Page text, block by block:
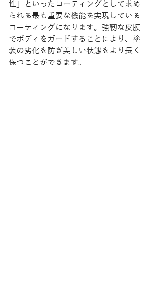
性」といったコーティングとして求め
られる最も重要な機能を実現している
コーティングになります。強靭な皮膜
でボディをガードすることにより、塗
装の劣化を防ぎ美しい状態をより長く
保つことができます。